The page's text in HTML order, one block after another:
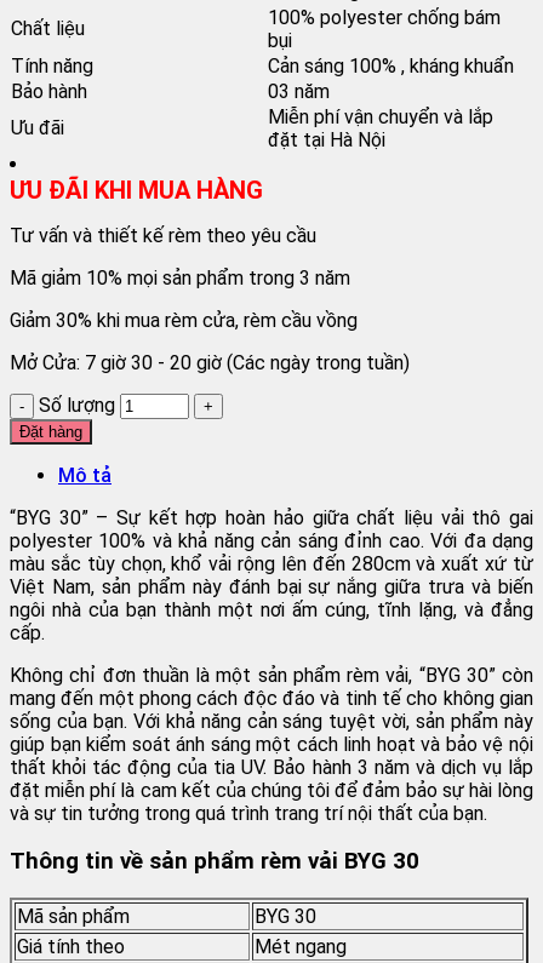
Chất liệu
100% polyester chống bám
bụi
Tính năng
Cản sáng 100% , kháng khuẩn
Bảo hành
03 năm
Ưu đãi
Miễn phí vận chuyển và lắp
đặt tại Hà Nội
ƯU ĐÃI KHI MUA HÀNG
Tư vấn và thiết kế rèm theo yêu cầu
Mã giảm 10% mọi sản phẩm trong 3 năm
Giảm 30% khi mua rèm cửa, rèm cầu vồng
Mở Cửa: 7 giờ 30 - 20 giờ (Các ngày trong tuần)
Số lượng
Đặt hàng
Mô tả
“BYG 30” – Sự kết hợp hoàn hảo giữa chất liệu vải thô gai
polyester 100% và khả năng cản sáng đỉnh cao. Với đa dạng
màu sắc tùy chọn, khổ vải rộng lên đến 280cm và xuất xứ từ
Việt Nam, sản phẩm này đánh bại sự nắng giữa trưa và biến
ngôi nhà của bạn thành một nơi ấm cúng, tĩnh lặng, và đẳng
cấp.
Không chỉ đơn thuần là một sản phẩm rèm vải, “BYG 30” còn
mang đến một phong cách độc đáo và tinh tế cho không gian
sống của bạn. Với khả năng cản sáng tuyệt vời, sản phẩm này
giúp bạn kiểm soát ánh sáng một cách linh hoạt và bảo vệ nội
thất khỏi tác động của tia UV. Bảo hành 3 năm và dịch vụ lắp
đặt miễn phí là cam kết của chúng tôi để đảm bảo sự hài lòng
và sự tin tưởng trong quá trình trang trí nội thất của bạn.
Thông tin về sản phẩm rèm vải BYG 30
Mã sản phẩm
BYG 30
Giá tính theo
Mét ngang